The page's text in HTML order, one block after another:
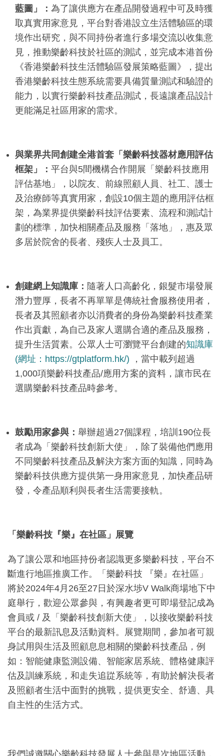
藍圖」： 為了讓供應方在產品開發過程中可及時獲
取真實用家意見，平台對香港設立生活體驗區的環
境作出研究，與不同持份者進行多場交流以收集意
見，推動樂齡科技於社區的測試，並完成本港首份
《香港樂齡科技生活體驗區發展策略藍圖》，提出
香港樂齡科技生態系統需要具備質量測試和驗證的
能力，以實行樂齡科技產品測試，長遠讓產品設計
更能滿足社區用家的需求。
與業界共同創建全港首套「樂齡科技器材應用評估
框架」： 平台與5間機構合作開展「樂齡科技應用
評估基地」，以院友、前線照顧人員、社工、護士
及治療師等真實用家，創設10個主題的應用評估框
架，為業界提供樂齡科技評估要素、流程和測試計
劃的標準，加快相關產品及服務「落地」，惠及眾
多居於院舍的長者、殘疾人士及員工。
創建網上知識庫： 隨著人口高齡化，銀髮市場發展
潛力豐厚，長者不再單單是傳統社會服務使用者，
長者及其照顧者亦以消費者的身份為樂齡科技產業
作出貢獻，為自己及家人選購合適的產品及服務，
提升生活質素。公眾人士可瀏覽平台創建的知識庫
(網址：https://gtplatform.hk/) ，當中載列超過
1,000項樂齡科技產品/應用方案的資料，讓市民在
選購樂齡科技產品時參考。
鼓勵用家參與： 舉辦超過27個課程，培訓190位長
者成為「樂齡科技創新大使」，除了裝備他們應用
不同樂齡科技產品及解決方案方面的知識，同時為
樂齡科技供應方提供第一身用家意見，加快產品研
發，令產品順利與長者生活需要接軌。
「樂齡科技『樂』在社區」 展覽
為了讓公眾和地區持份者認識更多樂齡科技，平台不
斷進行地區推廣工作。「樂齡科技 『樂』在社區」
將於2024年4月26至27日於深水埗V Walk商場地下中
庭舉行，歡迎公眾參與，有興趣者更可即場登記成為
會員或 / 及「樂齡科技創新大使」，以接收樂齡科技
平台的最新訊息及活動資料。展覽期間，參加者可親
身試用與生活及照顧息息相關的樂齡科技產品，例
如：智能健康監測設備、智能家居系統、體格健康評
估及訓練系統，和走失追踨系統等，有助於解決長者
及照顧者生活中面對的挑戰，提供更安全、舒適、具
自主性的生活方式。